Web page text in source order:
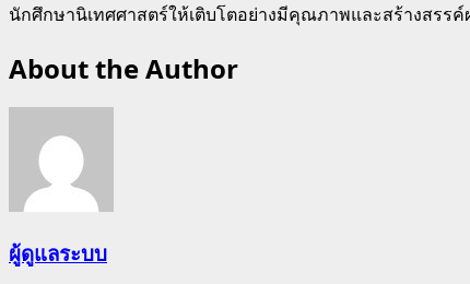
นักศึกษานิเทศศาสตร์ให้เติบโตอย่างมีคุณภาพและสร้างสรร
About the Author
ผู้ดูแลระบบ